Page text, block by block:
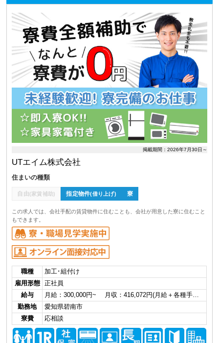
掲載期間：2026年7月30日～
UTエイム株式会社
住まいの種類
自由(家賃補助) 指定物件(借り上げ) 寮
この求人では、会社手配の賃貸物件に住むことも、会社が用意した寮に住むこと
もできます。
職種
加工･組付け
雇用形態
正社員
給与
月給：300,000円~ 月収：416,072円(月給＋各種手…
勤務地
愛知県碧南市
寮費
応相談